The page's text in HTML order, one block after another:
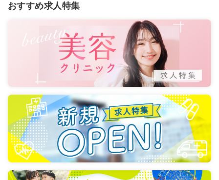
おすすめ求人特集